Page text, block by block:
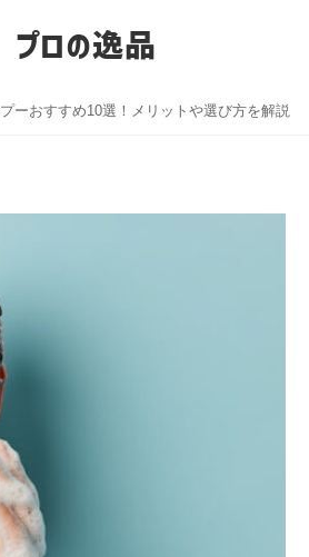
プロの逸品
ーおすすめ10選！メリットや選び方を解説